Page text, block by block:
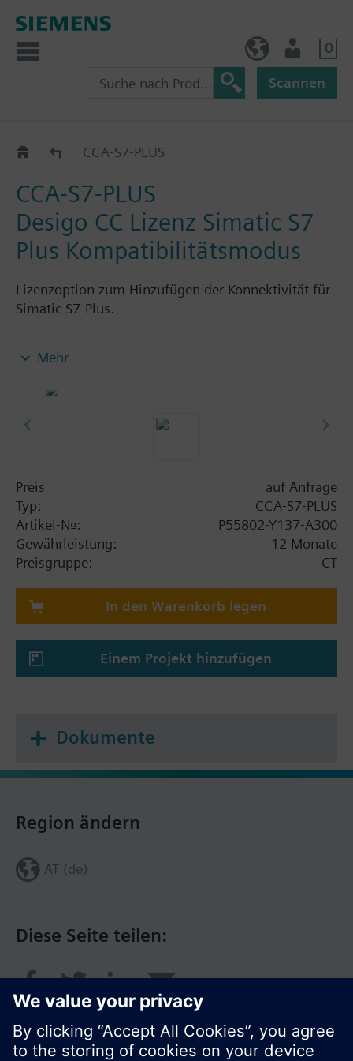
0
Scannen
CCA-..-..CCA-S7-PLUS
CCA-S7-PLUS
Desigo CC Lizenz Simatic S7
Plus Kompatibilitätsmodus
Lizenzoption zum Hinzufügen der Konnektivität für
Simatic S7-Plus.
- Erfordert eine CCA-STD-FSET oder CCA-CMPT-GW
Konnektivität zu >8 SPS.
Mehr
Preis
auf Anfrage
Typ:
CCA-S7-PLUS
Artikel-Nr.:
P55802-Y137-A300
Gewährleistung:
12 Monate
Preisgruppe:
CT
In den Warenkorb legen
Einem Projekt hinzufügen
Dokumente
Diese Seite teilen:
Region ändern
AT (de)